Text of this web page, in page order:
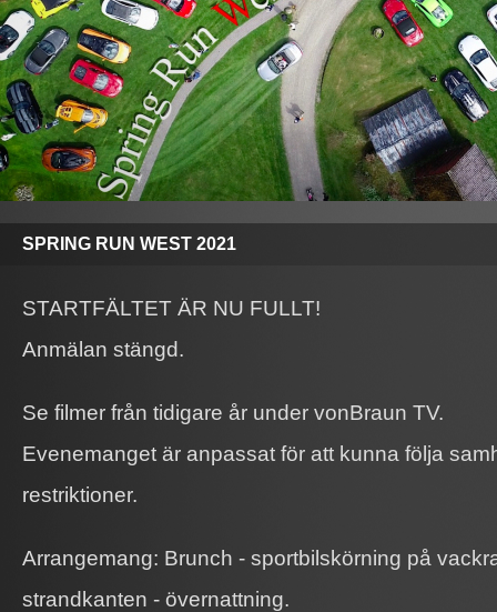
SPRING RUN WEST 2021
STARTFÄLTET ÄR NU FULLT!
Anmälan stängd.
Se filmer från tidigare år under vonBraun TV.
Evenemanget är anpassat för att kunna följa
restriktioner.
Arrangemang: Brunch - sportbilskörning på
strandkanten - övernattning.